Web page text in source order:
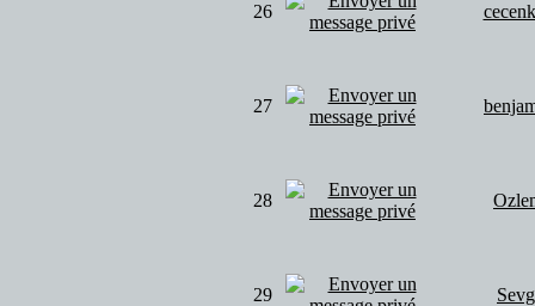
26
27
28
29